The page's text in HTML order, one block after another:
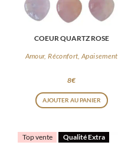
COEUR QUARTZ ROSE
Amour, Réconfort, Apaisement
8€
AJOUTER AU PANIER
Top vente Qualité Extra